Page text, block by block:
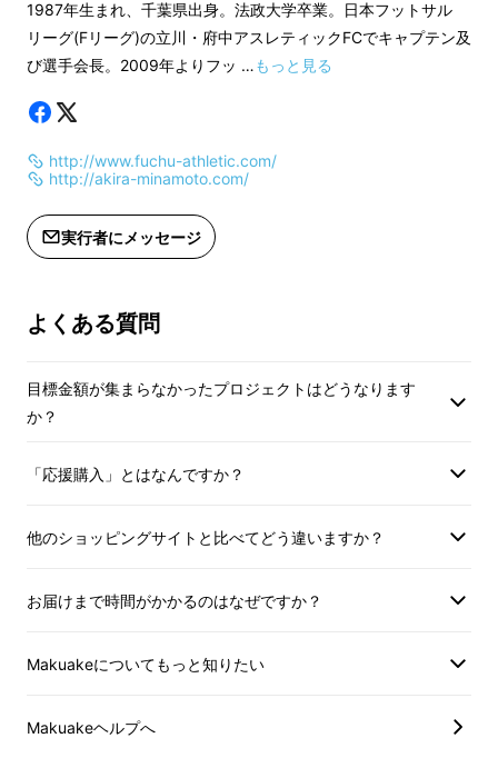
やすく、町に根付いたチームになれるのではな
いかと考えています。
着ぐるみのマスコットはお子様中心に人気もあ
ルやチームに興味を持ってもらいたいと考えて
います。
1987年生まれ、千葉県出身。法政大学卒業。日本フットサル
リーグ(Fリーグ)の立川・府中アスレティックFCでキャプテン及
び選手会長。2009年よりフッ …もっと見る
http://www.fuchu-athletic.com/
http://akira-minamoto.com/
実行者にメッセージ
よくある質問
目標金額が集まらなかったプロジェクトはどうなります
か？
「応援購入」とはなんですか？
他のショッピングサイトと比べてどう違いますか？
お届けまで時間がかかるのはなぜですか？
Makuakeについてもっと知りたい
Makuakeヘルプへ